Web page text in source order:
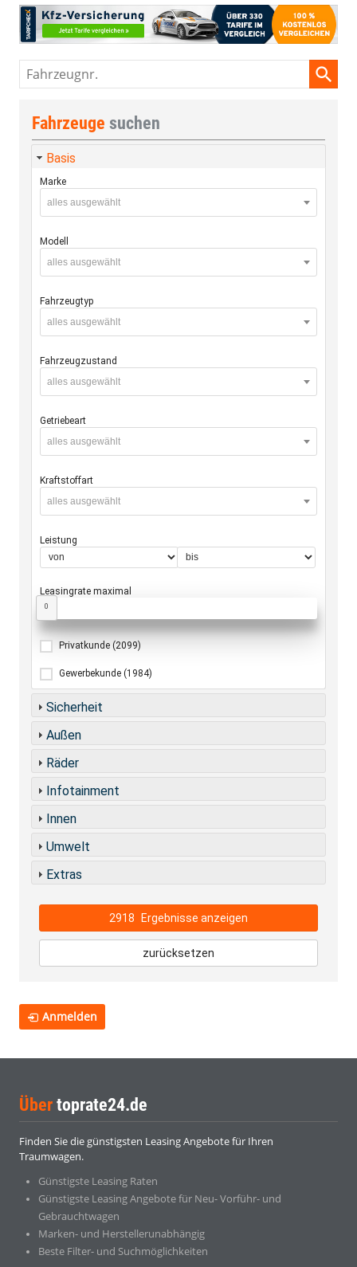
Fahrzeugnr.
Fahrzeuge suchen
Basis
Marke
alles ausgewählt
Modell
alles ausgewählt
Fahrzeugtyp
alles ausgewählt
Fahrzeugzustand
alles ausgewählt
Getriebeart
alles ausgewählt
Kraftstoffart
alles ausgewählt
Leistung
Leasingrate maximal
0
Privatkunde (2099)
Gewerbekunde (1984)
Sicherheit
Außen
Räder
Infotainment
Innen
Umwelt
Extras
2918 Ergebnisse anzeigen
zurücksetzen
Anmelden
Über toprate24.de
Finden Sie die günstigsten Leasing Angebote für Ihren
Traumwagen.
Günstigste Leasing Raten
Günstigste Leasing Angebote für Neu- Vorführ- und
Gebrauchtwagen
Marken- und Herstellerunabhängig
Beste Filter- und Suchmöglichkeiten